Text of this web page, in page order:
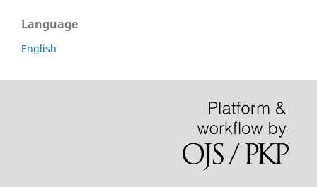
Language
English